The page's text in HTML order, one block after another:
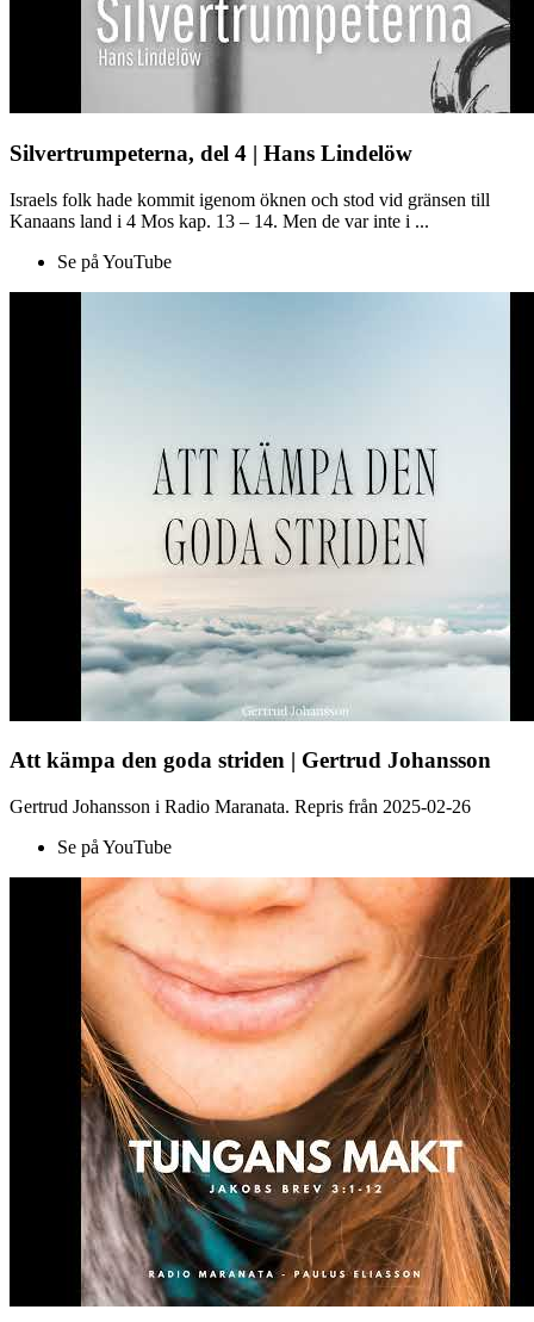
Silvertrumpeterna, del 4 | Hans Lindelöw
Israels folk hade kommit igenom öknen och stod vid gränsen till
Kanaans land i 4 Mos kap. 13 – 14. Men de var inte i ...
Se på YouTube
Att kämpa den goda striden | Gertrud Johansson
Gertrud Johansson i Radio Maranata. Repris från 2025-02-26
Se på YouTube